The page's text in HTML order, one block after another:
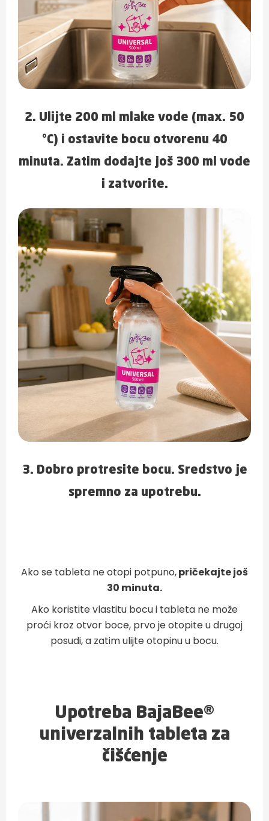
2. Ulijte 200 ml mlake vode (max. 50
°C) i ostavite bocu otvorenu 40
minuta. Zatim dodajte još 300 ml vode
i zatvorite.
3. Dobro protresite bocu. Sredstvo je
spremno za upotrebu.
Ako se tableta ne otopi potpuno,pričekajte još
30 minuta.
Ako koristite vlastitu bocu i tableta ne može
proći kroz otvor boce, prvo je otopite u drugoj
posudi, a zatim ulijte otopinu u bocu.
Upotreba BajaBee®
univerzalnih tableta za
čišćenje